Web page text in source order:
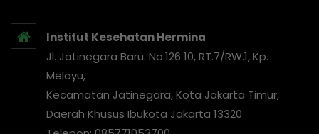
Institut Kesehatan Hermina
Jl. Jatinegara Baru. No.126 10, RT.7/RW.1, Kp.
Melayu,
Kecamatan Jatinegara, Kota Jakarta Timur,
Daerah Khusus Ibukota Jakarta 13320